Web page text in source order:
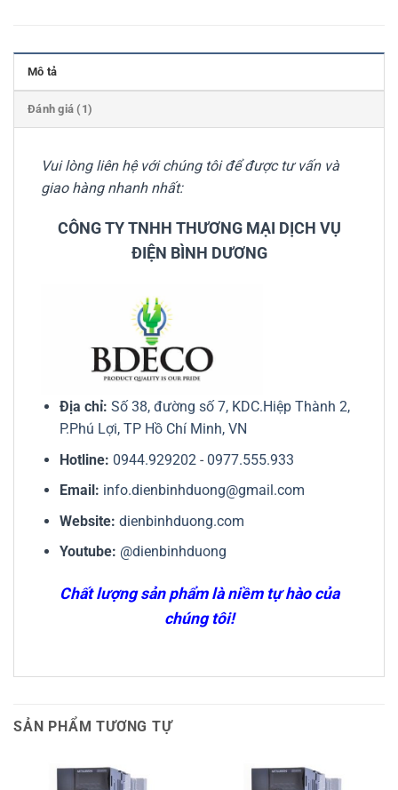
Mô tả
Đánh giá (1)
Vui lòng liên hệ với chúng tôi để được tư vấn và
giao hàng nhanh nhất:
CÔNG TY TNHH THƯƠNG MẠI DỊCH VỤ
ĐIỆN BÌNH DƯƠNG
Địa chỉ: Số 38, đường số 7, KDC.Hiệp Thành 2,
P.Phú Lợi, TP Hồ Chí Minh, VN
Hotline: 0944.929202 - 0977.555.933
Email: info.dienbinhduong@gmail.com
Website: dienbinhduong.com
Youtube: @dienbinhduong
Chất lượng sản phẩm là niềm tự hào của
chúng tôi!
SẢN PHẨM TƯƠNG TỰ